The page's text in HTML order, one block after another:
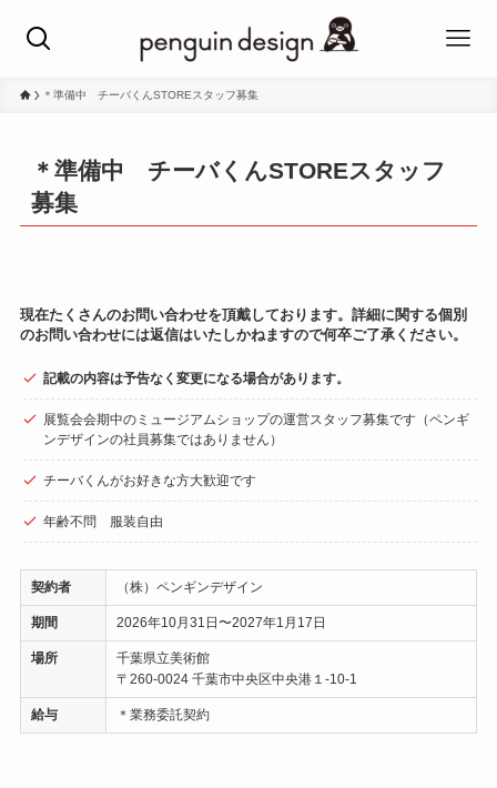
＊準備中 チーバくんSTOREスタッフ募集
＊準備中 チーバくんSTOREスタッフ
募集
現在たくさんのお問い合わせを頂戴しております。詳細に関する個別
のお問い合わせには返信はいたしかねますので何卒ご了承ください。
記載の内容は予告なく変更になる場合があります。
展覧会会期中のミュージアムショップの運営スタッフ募集です（ペンギ
ンデザインの社員募集ではありません）
チーバくんがお好きな方大歓迎です
年齢不問 服装自由
契約者 （株）ペンギンデザイン
期間 2026年10月31日〜2027年1月17日
場所
千葉県立美術館
〒260-0024 千葉市中央区中央港１-10-1
給与 ＊業務委託契約